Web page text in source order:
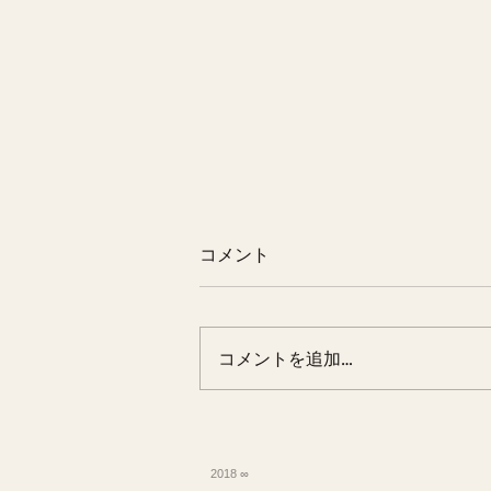
ON・OFFが入り混じる店主
コメント
コメントを追加…
2018 ∞